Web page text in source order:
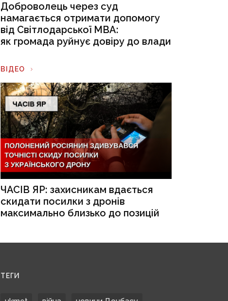
Доброволець через суд
намагається отримати допомогу
від Світлодарської МВА:
як громада руйнує довіру до влади
ВІДЕО
ЧАСІВ ЯР: захисникам вдається
скидати посилки з дронів
максимально близько до позицій
ТЕГИ